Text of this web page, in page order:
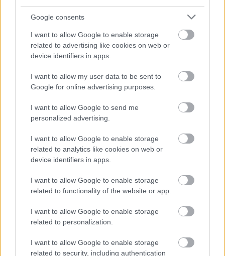
Google consents
I want to allow Google to enable storage
related to advertising like cookies on web or
device identifiers in apps.
I want to allow my user data to be sent to
Google for online advertising purposes.
I want to allow Google to send me
personalized advertising.
I want to allow Google to enable storage
related to analytics like cookies on web or
device identifiers in apps.
I want to allow Google to enable storage
related to functionality of the website or app.
I want to allow Google to enable storage
related to personalization.
I want to allow Google to enable storage
related to security, including authentication
Pri herniji je ključno ugotoviti, kateri gibi simptome
umirjajo in kateri jih dražijo. Na podlagi tega se
pripravi individualen program terapije in vaj.
Kako pomaga fizioterapija?
Fizioterapija pri herniji ni samo masaža ali nekaj vaj z
interneta. Začne se z natančno oceno: kam bolečina
kakšna je moč mišic, občutek, gibljivost in nadzor
KinVitalupri težavah s hrbtenico uporabljamo
bolečino in draženje živca. Pri tem lahko pomagajo
manualna terapija, sklepna mobilizacija, mehkotkivne
tehnike, TECAR terapija, udarni valovi in druge